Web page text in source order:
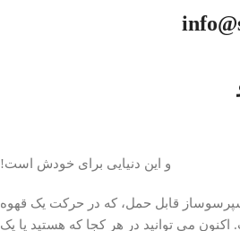
و این دنیایی برای خودش است!
قابل حمل، که در حرکت یک قهوه
می توانید در هر کجا که هستید یا یک